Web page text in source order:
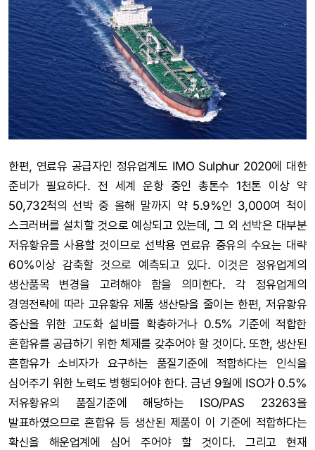
한편, 연료유 공급자인 정유업계도 IMO Sulphur 2020에 대한
준비가 필요하다. 전 세계 운항 중인 총톤수 1천톤 이상 약
50,732척의 선박 중 올해 말까지 약 5.9%인 3,000여 척이
스크러버를 설치할 것으로 예상되고 있는데, 그 외 선박은 대부분
저유황유를 사용할 것이므로 선박용 연료유 중유의 수요는 대략
60%이상 감축할 것으로 예측되고 있다. 이것은 정유업계의
생산품목 변경을 고려해야 함을 의미한다. 각 정유업계의
경영전략에 따라 고유황유 제품 생산량을 줄이는 한편, 저유황유
증산을 위한 고도화 설비를 확충하거나 0.5% 기준에 적합한
혼합유를 공급하기 위한 체제를 갖추어야 할 것이다. 또한, 생산된
혼합유가 소비자가 요구하는 품질기준에 적합하다는 인식을
심어주기 위한 노력도 병행되어야 한다. 금년 9월에 ISO가 0.5%
저유황유의 품질기준에 해당하는 ISO/PAS 23263을
발표하였으므로 혼합유 등 생산된 제품이 이 기준에 적합하다는
확신을 해운업계에 심어 주어야 할 것이다. 그리고 현재